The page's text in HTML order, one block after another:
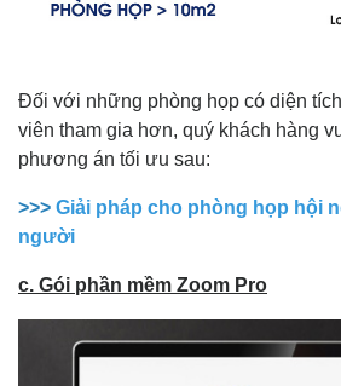
Đối với những phòng họp có diện
viên tham gia hơn, quý khách hàng
phương án tối ưu sau:
>>> Giải pháp cho phòng họp hội
người
c. Gói phần mềm Zoom Pro